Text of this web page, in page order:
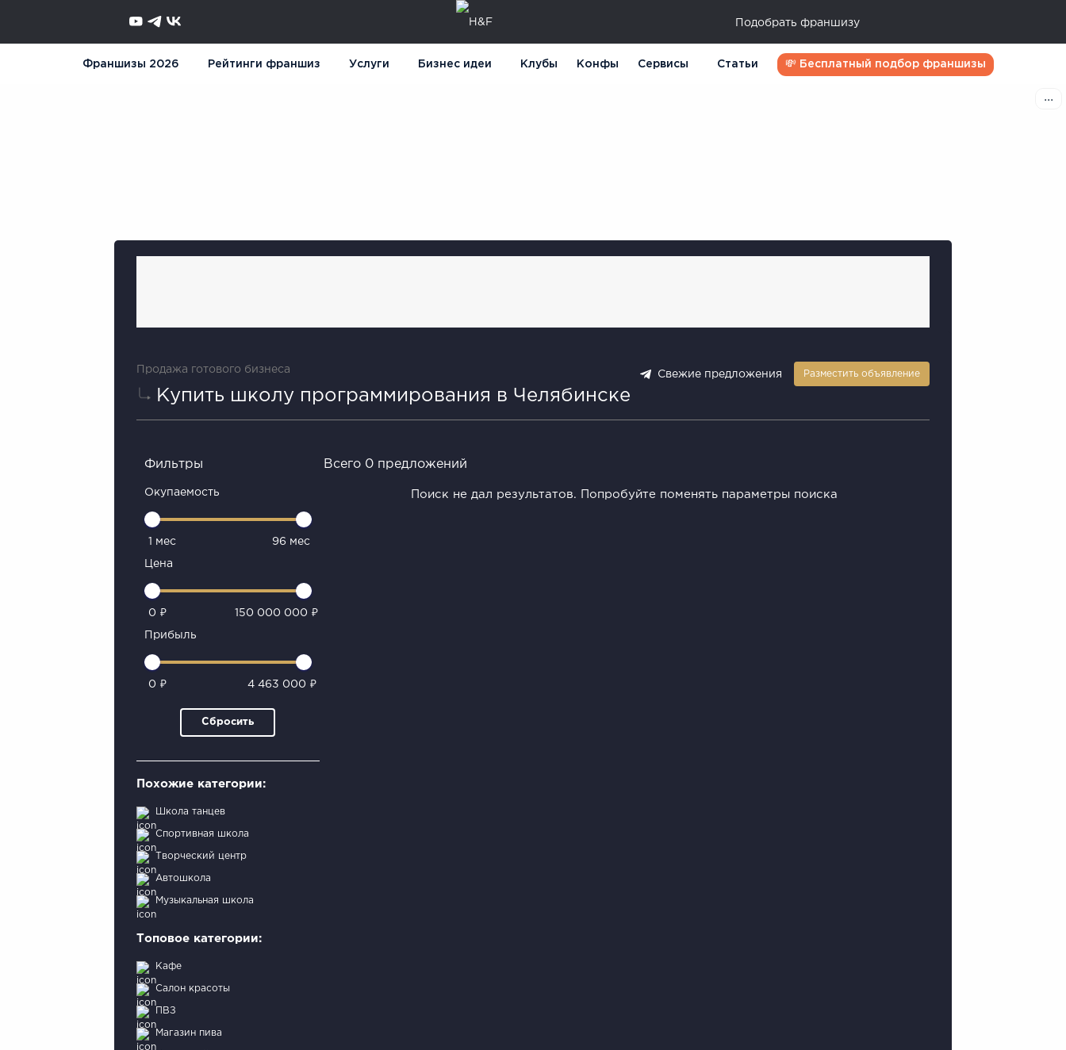
Подобрать франшизу
Франшизы 2026 Рейтинги франшиз Услуги Бизнес идеи Клубы Конфы Сервисы Статьи 💸 Бесплатный подбор франшизы
Продажа готового бизнеса
Купить школу программирования в Челябинске
Свежие предложения Разместить объявление
Фильтры
Окупаемость
1 мес 96 мес
Цена
0 ₽ 150 000 000 ₽
Прибыль
0 ₽ 4 463 000 ₽
Сбросить
Похожие категории:
Школа танцев
Спортивная школа
Творческий центр
Автошкола
Музыкальная школа
Топовое категории:
Кафе
Салон красоты
ПВЗ
Магазин пива
Всего 0 предложений
Поиск не дал результатов. Попробуйте поменять параметры поиска